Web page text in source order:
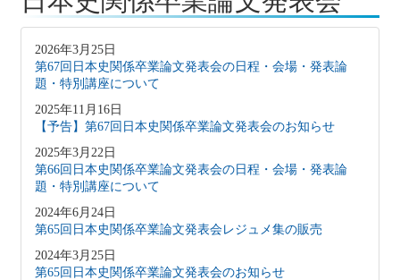
2026年3月25日
第67回日本史関係卒業論文発表会の日程・会場・発表論
題・特別講座について
2025年11月16日
【予告】第67回日本史関係卒業論文発表会のお知らせ
2025年3月22日
第66回日本史関係卒業論文発表会の日程・会場・発表論
題・特別講座について
2024年6月24日
第65回日本史関係卒業論文発表会レジュメ集の販売
2024年3月25日
第65回日本史関係卒業論文発表会のお知らせ